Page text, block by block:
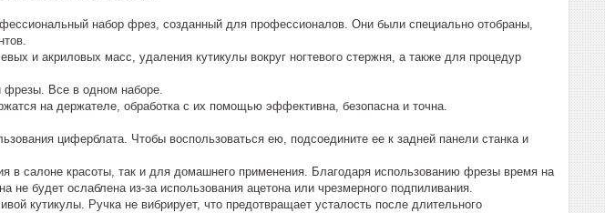
набор фрез, созданный для профессионалов. Они были специально отобраны,
и акриловых масс, удаления кутикулы вокруг ногтевого стержня, а также для процедур
фрезы. Все в одном наборе.
на держателе, обработка с их помощью эффективна, безопасна и точна.
циферблата. Чтобы воспользоваться ею, подсоедините ее к задней панели станка и
в салоне красоты, так и для домашнего применения. Благодаря использованию фрезы время на
не будет ослаблена из-за использования ацетона или чрезмерного подпиливания.
кутикулы. Ручка не вибрирует, что предотвращает усталость после длительного